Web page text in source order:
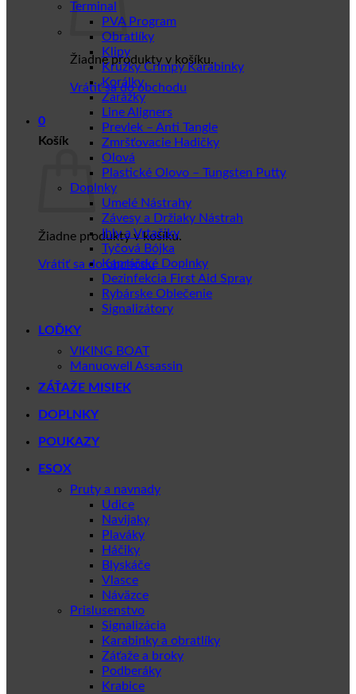
Žiadne produkty v košíku.
Vrátiť sa do obchodu
0
Košík
Žiadne produkty v košíku.
Vrátiť sa do obchodu
Terminal
PVA Program
Obratlíky
Klipy
Krúžky Crimpy Karabinky
Korálky
Zarážky
Line Aligners
Prevlek – Anti Tangle
Zmršťovacie Hadičky
Olová
Plastické Olovo – Tungsten Putty
Doplnky
Umelé Nástrahy
Závesy a Držiaky Nástrah
Ihly a Vrtačiky
Tyčová Bójka
Kaprářské Doplnky
Dezinfekcia First Aid Spray
Rybárske Oblečenie
Signalizátory
LOĎKY
VIKING BOAT
Manuowell Assassin
ZÁŤAŽE MISIEK
DOPLNKY
POUKAZY
ESOX
Pruty a navnady
Udice
Navijaky
Plaváky
Háčiky
Blyskáče
Vlasce
Náväzce
Prislusenstvo
Signalizácia
Karabinky a obratlíky
Záťaže a broky
Podberáky
Krabice